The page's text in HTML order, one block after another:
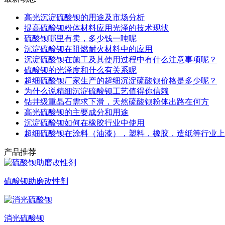
高光沉淀硫酸钡的用途及市场分析
提高硫酸钡粉体材料应用光泽的技术现状
硫酸钡哪里有卖，多少钱一吨呢
沉淀硫酸钡在阻燃耐火材料中的应用
沉淀硫酸钡在施工及其使用过程中有什么注意事项呢？
硫酸钡的光泽度和什么有关系呢
超细硫酸钡厂家生产的超细沉淀硫酸钡价格是多少呢？
为什么说精细沉淀硫酸钡工艺值得你信赖
钻井级重晶石需求下滑，天然硫酸钡粉体出路在何方
高光硫酸钡的主要成分和用途
沉淀硫酸钡如何在橡胶行业中使用
超细硫酸钡在涂料（油漆），塑料，橡胶，造纸等行业
产品推荐
硫酸钡助磨改性剂
消光硫酸钡